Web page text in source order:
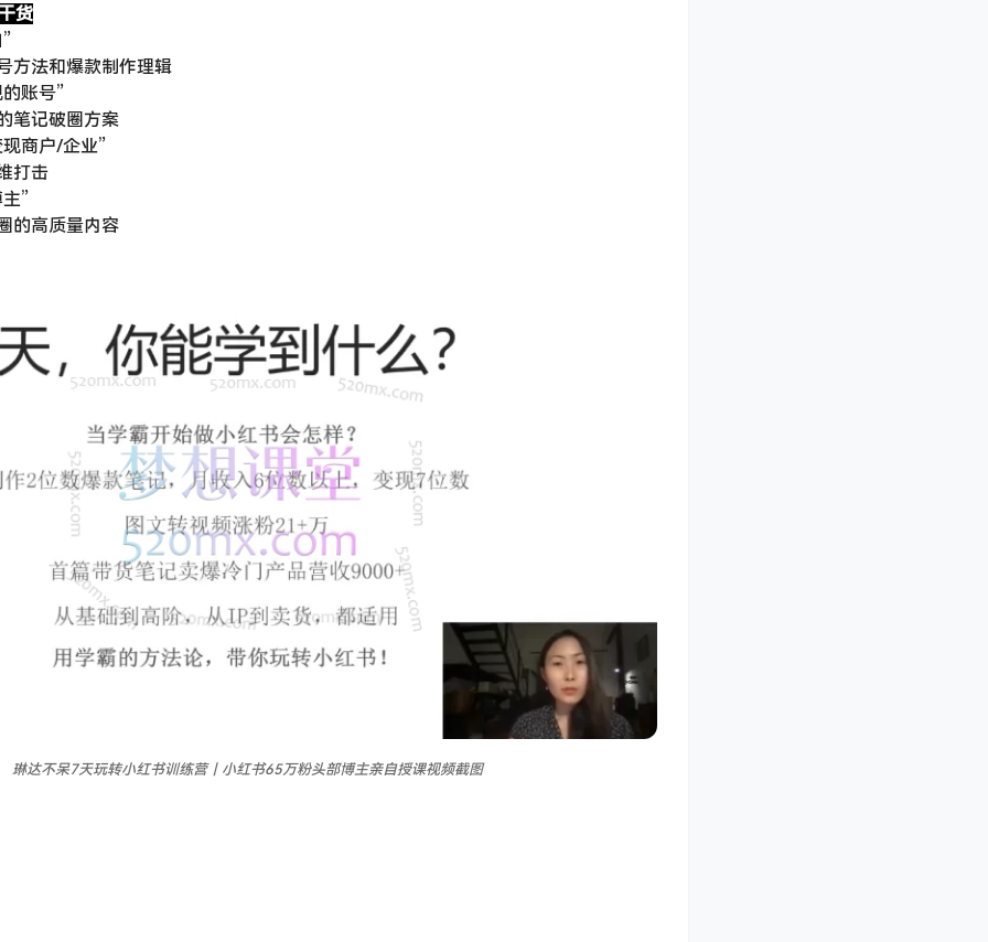
货
方法和爆款制作理辑
账号”
笔记破圈方案
商户/企业”
打击
”
的高质量内容
琳达不呆7天玩转小红书训练营｜小红书65万粉头部博主亲自授课视频截图